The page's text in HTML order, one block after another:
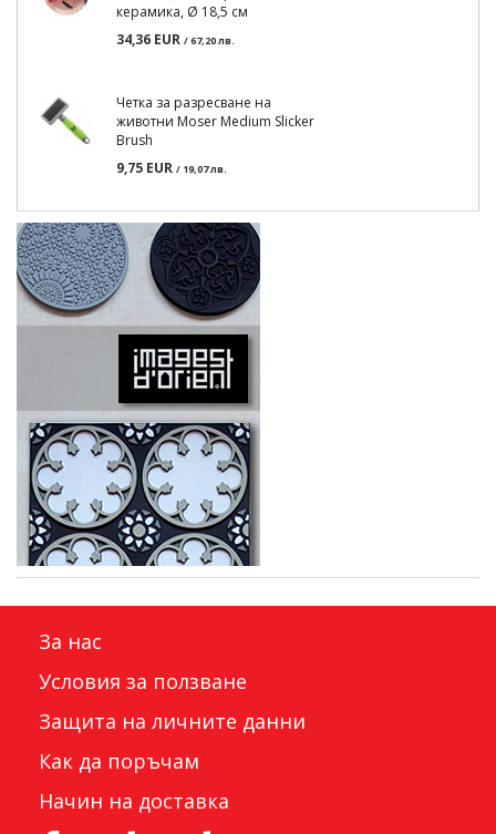
керамика, Ø 18,5 см
34,36 EUR / 67,20 лв.
Четка за разресване на
животни Moser Medium Slicker
Brush
9,75 EUR / 19,07 лв.
За нас
Условия за ползване
Защита на личните данни
Как да поръчам
Начин на доставка